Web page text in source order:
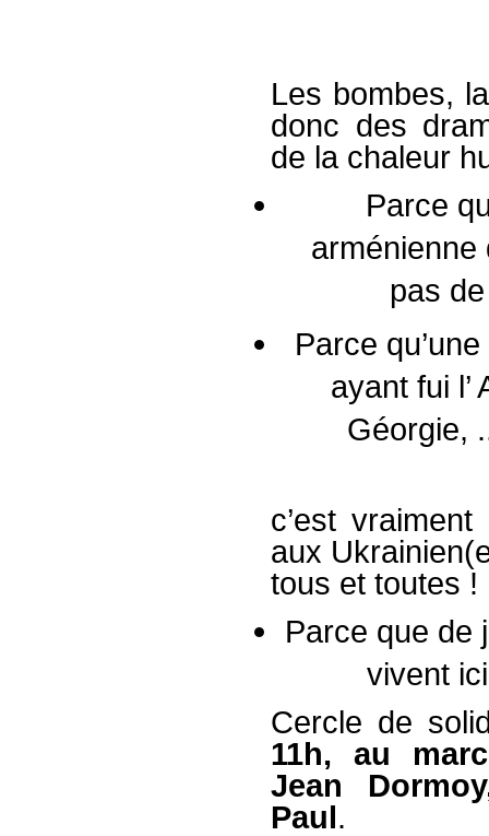
Les bombes,
donc des
de la chaleur
Parce
arménienne
pas
Parce
ayant fui l’
Géorgie,
c’est
aux
tous et toutes !
Parce que de
vivent
Cercle de
11h, au
Jean
Paul.